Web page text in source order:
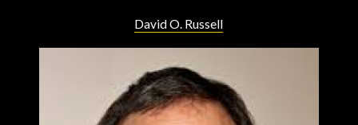
David O. Russell